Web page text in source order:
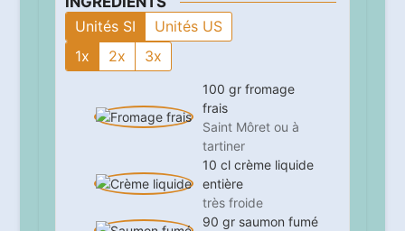
Unités SI
Unités US
1x
2x 3x
100 gr fromage
frais
Saint Môret ou à
tartiner
10 cl crème liquide
entière
très froide
90 gr saumon fumé